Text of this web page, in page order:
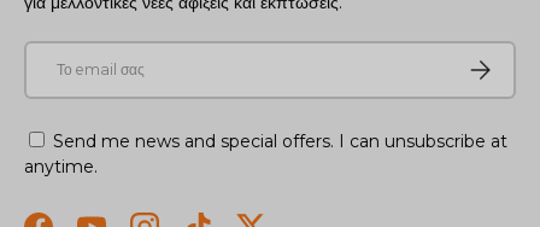
E-mail
Send me news and special offers. I can unsubscribe at
anytime.